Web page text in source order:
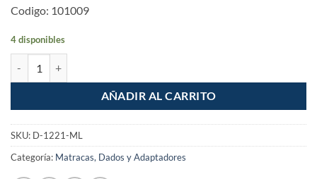
Codigo: 101009
4 disponibles
AÑADIR AL CARRITO
SKU: D-1221-ML
Categoría: Matracas, Dados y Adaptadores